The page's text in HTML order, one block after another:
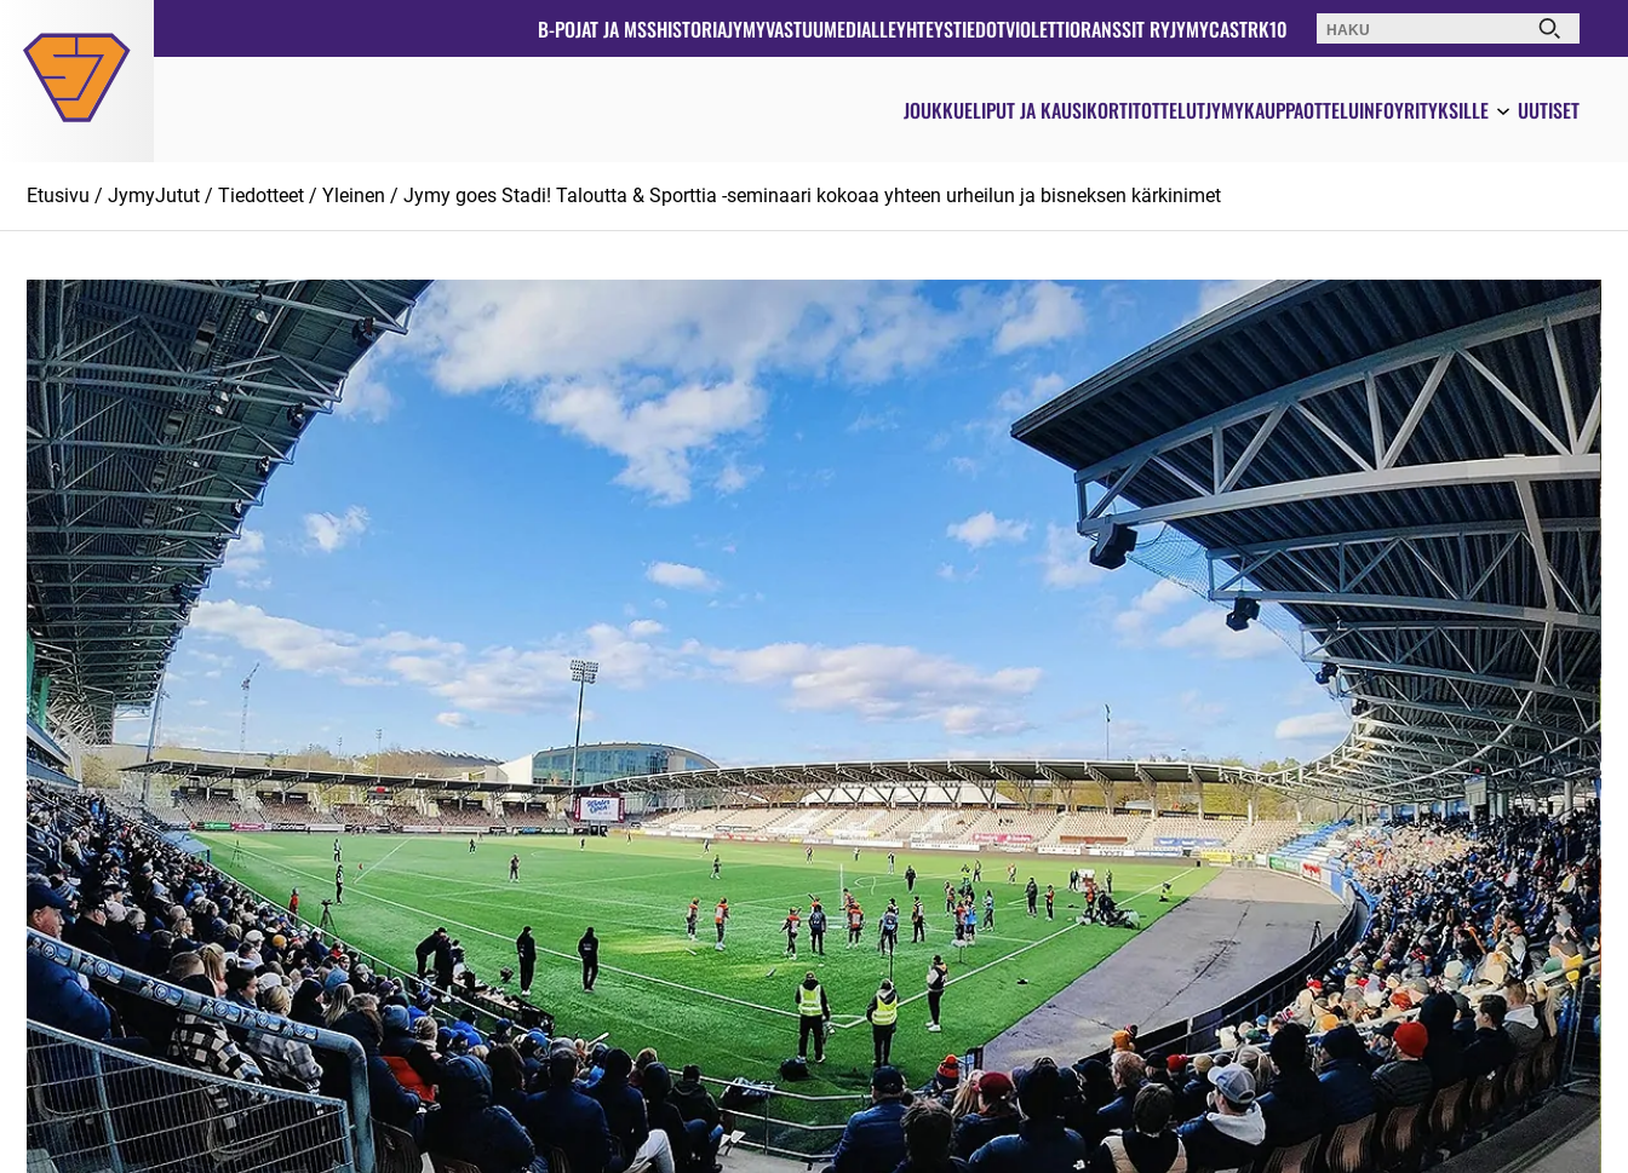
suoraan
sisältöön
B-POJAT JA MSSHISTORIAJYMYVASTUUMEDIALLEYHTEYSTIEDOTVIOLETTIORANSSIT RYJYMYCASTRK10 Haku:
JOUKKUELIPUT JA KAUSIKORTITOTTELUTJYMYKAUPPAOTTELUINFOYRITYKSILLE UUTISET
Etusivu / JymyJutut / Tiedotteet / Yleinen / Jymy goes Stadi! Taloutta & Sporttia -seminaari kokoaa yhteen urheilun ja bisneksen kärkinimet